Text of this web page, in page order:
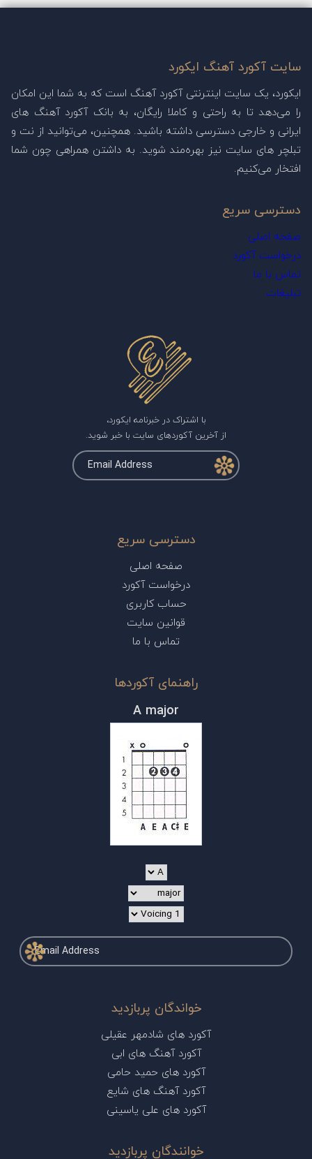
سایت آکورد آهنگ ایکورد
ایکورد، یک سایت اینترنتی آکورد آهنگ است که به شما این امکان
را می‌دهد تا به راحتی و کاملا رایگان، به بانک آکورد آهنگ های
ایرانی و خارجی دسترسی داشته باشید. همچنین، می‌توانید از نت و
تبلچر های سایت نیز بهره‌مند شوید. به داشتن همراهی چون شما
افتخار می‌کنیم.
دسترسی سریع
صفحه اصلی
درخواست آکورد
تماس با ما
تبلیغات
با اشتراک در خبرنامه ایکورد،
از آخرین آکوردهای سایت با خبر شوید.
دسترسی سریع
صفحه اصلی
درخواست آکورد
حساب کاربری
قوانین سایت
تماس با ما
راهنمای آکوردها
A major
خواندگان پربازدید
آکورد های شادمهر عقیلی
آکورد آهنگ های ابی
آکورد های حمید حامی
آکورد آهنگ های شایع
آکورد های علی یاسینی
خوانندگان پربازدید